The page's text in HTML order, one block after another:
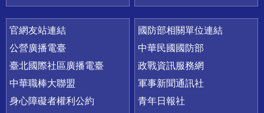
官網友站連結
公營廣播電臺
臺北國際社區廣播電臺
中華職棒大聯盟
身心障礙者權利公約
國防部相關單位連結
中華民國國防部
政戰資訊服務網
軍事新聞通訊社
青年日報社